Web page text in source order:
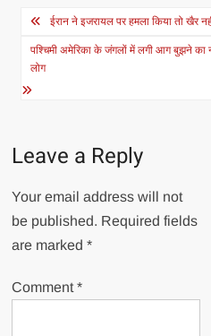
Post
navigation
ईरान ने इजरायल पर हमला किया तो खैर
पश्चिमी अमेरिका के जंगलों में लगी आग बुझने का
लोग
Leave a Reply
Your email address will not
be published. Required fields
are marked*
Comment*